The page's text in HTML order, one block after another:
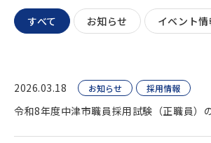
すべて お知らせ イベント情
2026.03.18 お知らせ 採用情報
令和8年度中津市職員採用試験（正職員）